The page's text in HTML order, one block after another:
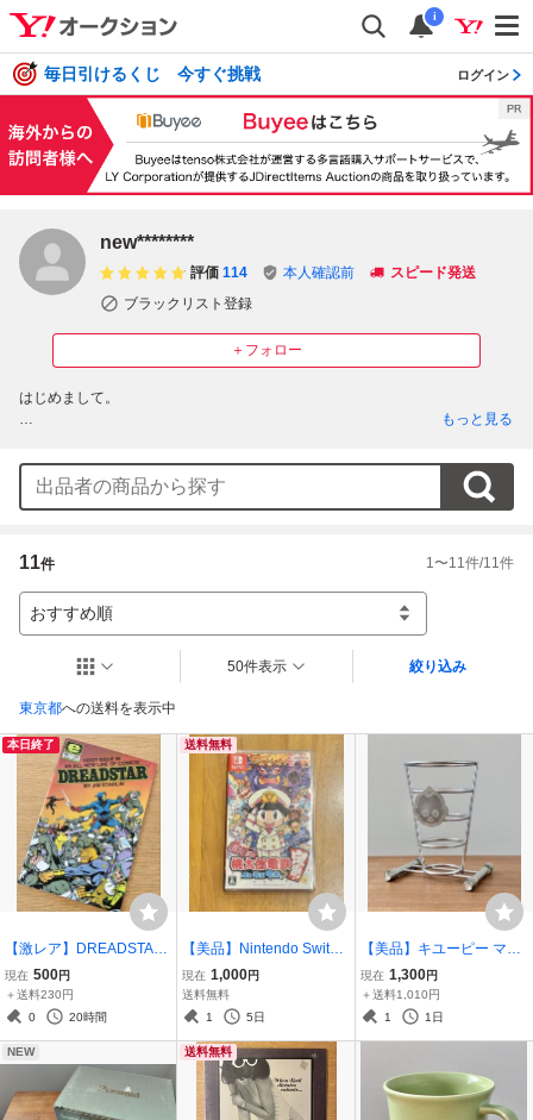
i
毎日引けるくじ 今すぐ挑戦 ログイン
new********
＋フォロー
評価 114 本人確認前
スピード発送
ブラックリスト登録
はじめまして。
送料に誤差のある場合でも追加、返金は致しかねます。
よろしくお願いいたします。
もっと見る
11件 1 〜11 件/11 件
おすすめ順
東京都への送料を表示中
50件表示 絞り込み
本日終了
【激レア】DREADSTAR
#1 EPIC COMICS MARV
EL COMICS GROUP 198
2年
現在 500円
＋送料230円
0
20時間
送料無料
【美品】Nintendo Switch
桃太郎電鉄 ～昭和 平成 令
和も定番！～ 桃鉄
現在 1,000円
送料無料
1
5日
【美品】キユーピー マヨ
ネーズスタンド
現在 1,300円
＋送料1,010円
1
1日
NEW 送料無料